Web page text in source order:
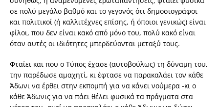
σε πολύ μεγάλο βαθμό και το γεγονός ότι δημοσιογράφοι
και πολιτικοί (ή καλλιτέχνες επίσης, ή όποιοι γενικώς) είναι
φίλοι, που δεν είναι κακό από μόνο του, πολύ κακό είναι
όταν αυτές οι ιδιότητες μπερδεύονται μεταξύ τους.
Φταίει και που ο Τύπος έχασε (αυτοβούλως) τη δύναμη του,
την παρέδωσε αμαχητί, κι έφτασε να παρακαλάει τον κάθε
Άδωνι να έρθει στην εκπομπή για να κάνει νούμερα -κι ο
κάθε Άδωνις για να πάει θέλει φυσικά τα πράγματα στα